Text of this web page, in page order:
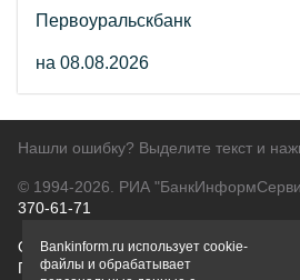
Первоуральскбанк
на 08.08.2026
Нашли ошибку? Выделите текст и
© 1994-2026. РИА
370-61-71
О проектеПолитика
Правовая информацияДля
Bankinform.ru использует cookie-
файлы и обрабатывает